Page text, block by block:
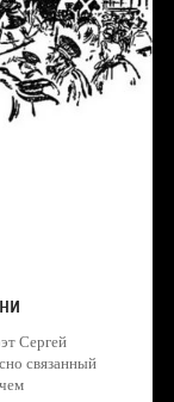
Сергей
связанный